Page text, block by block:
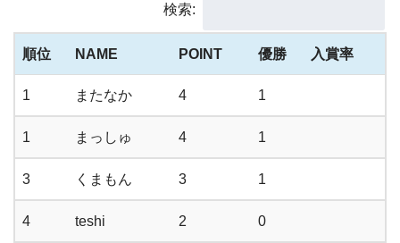
検索:
順位 NAME POINT 優勝 入賞率
1 またなか 4 1
1 まっしゅ 4 1
3 くまもん 3 1
4 teshi 2 0